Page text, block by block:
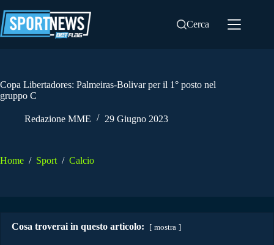
al
contenuto
Cerca
Copa Libertadores: Palmeiras-Bolivar per il 1° posto nel
gruppo C
Redazione MME 29 Giugno 2023
Home / Sport / Calcio
Cosa troverai in questo articolo: mostra